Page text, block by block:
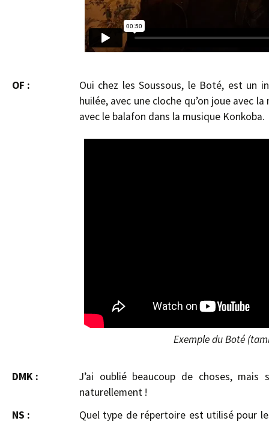
OF :
Oui chez les Soussous, le Boté, est un
huilée, avec une cloche qu’on joue avec
avec le balafon dans la musique Konkoba.
Exemple du Boté
DMK :
J’ai oublié beaucoup de choses,
naturellement !
NS :
Quel type de répertoire est utilisé pour